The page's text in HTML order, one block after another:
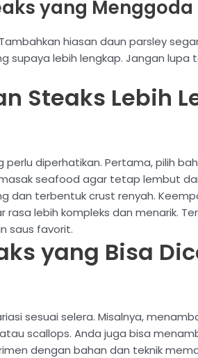
yang Menggoda
hiasan daun parsley
supaya lebih lengkap. Jangan lupa
Steaks Lebih
diperhatikan. Pertama, pilih
seafood agar tetap lembut
terbentuk crust renyah.
lebih kompleks dan menarik.
saus favorit.
yang Bisa
sesuai selera. Misalnya,
scallops. Anda juga bisa
dengan bahan dan teknik